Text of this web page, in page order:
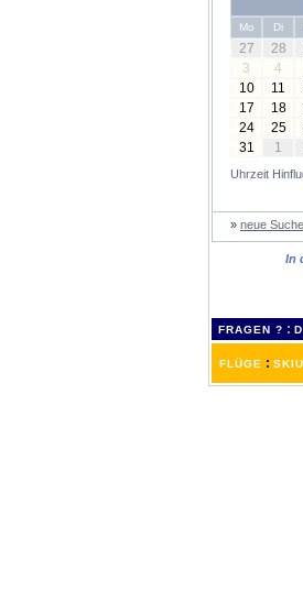
Mo
Di
27 28
3
4
10
11
17
18
24
25
31
1
Uhrzeit
» neue Suche
In
FRAGEN ? :
FLÜGE :